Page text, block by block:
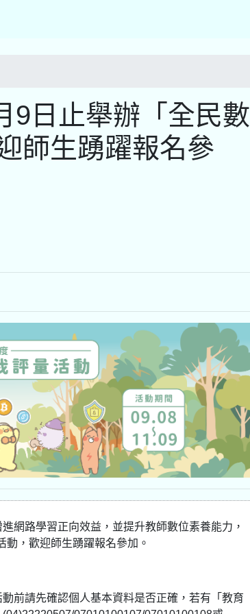
9日止舉辦「全民數
師生踴躍報名參
網路學習正向效益，並提升教師數位素養能力，
，歡迎師生踴躍報名參加。
前請先確認個人基本資料是否正確，若有「教育